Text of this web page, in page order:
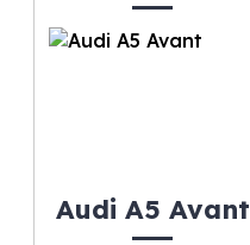
Audi A5 Avant